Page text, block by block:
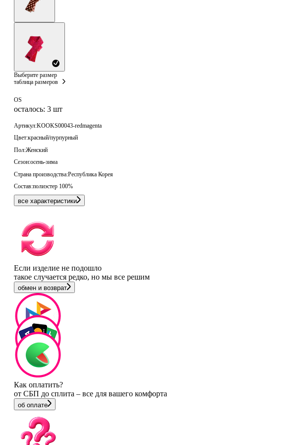
Выберите размер
таблица размеров
OS
осталось: 3 шт
Артикул:KOOKS00043-redmagenta
Цвет:красный/пурпурный
Пол:Женский
Сезон:осень-зима
Страна производства:Республика Корея
Состав:полиэстер 100%
все характеристики
Если изделие не подошло
такое случается редко, но мы все решим
обмен и возврат
Как оплатить?
от СБП до сплита – все для вашего комфорта
об оплате